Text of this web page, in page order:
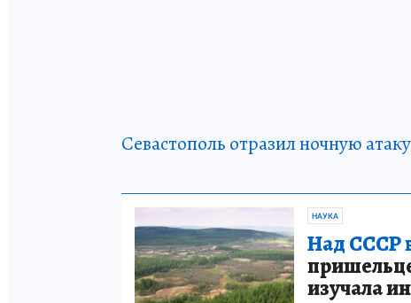
Севастополь отразил ночную
НАУКА
Над СССР
изучала